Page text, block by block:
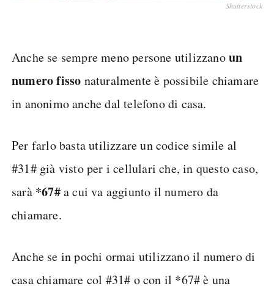
Shutterstock
Anche se sempre meno persone utilizzanoun
numero fisso naturalmente è possibile chiamare
in anonimo anche dal telefono di casa.
Per farlo basta utilizzare un codice simile al
#31# già visto per i cellulari che, in questo caso,
sarà *67#a cui va aggiunto il numero da
chiamare.
Anche se in pochi ormai utilizzano il numero di
casa chiamare col #31# o con il *67# è una